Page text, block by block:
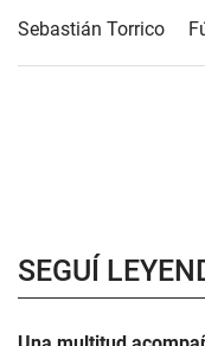
Sebastián Torrico
SEGUÍ